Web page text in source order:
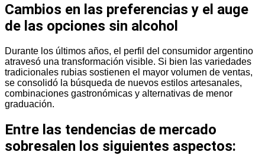
Cambios en las preferencias y el auge
de las opciones sin alcohol
Durante los últimos años, el perfil del consumidor argentino
atravesó una transformación visible. Si bien las variedades
tradicionales rubias sostienen el mayor volumen de ventas,
se consolidó la búsqueda de nuevos estilos artesanales,
combinaciones gastronómicas y alternativas de menor
graduación.
Entre las tendencias de mercado
sobresalen los siguientes aspectos: